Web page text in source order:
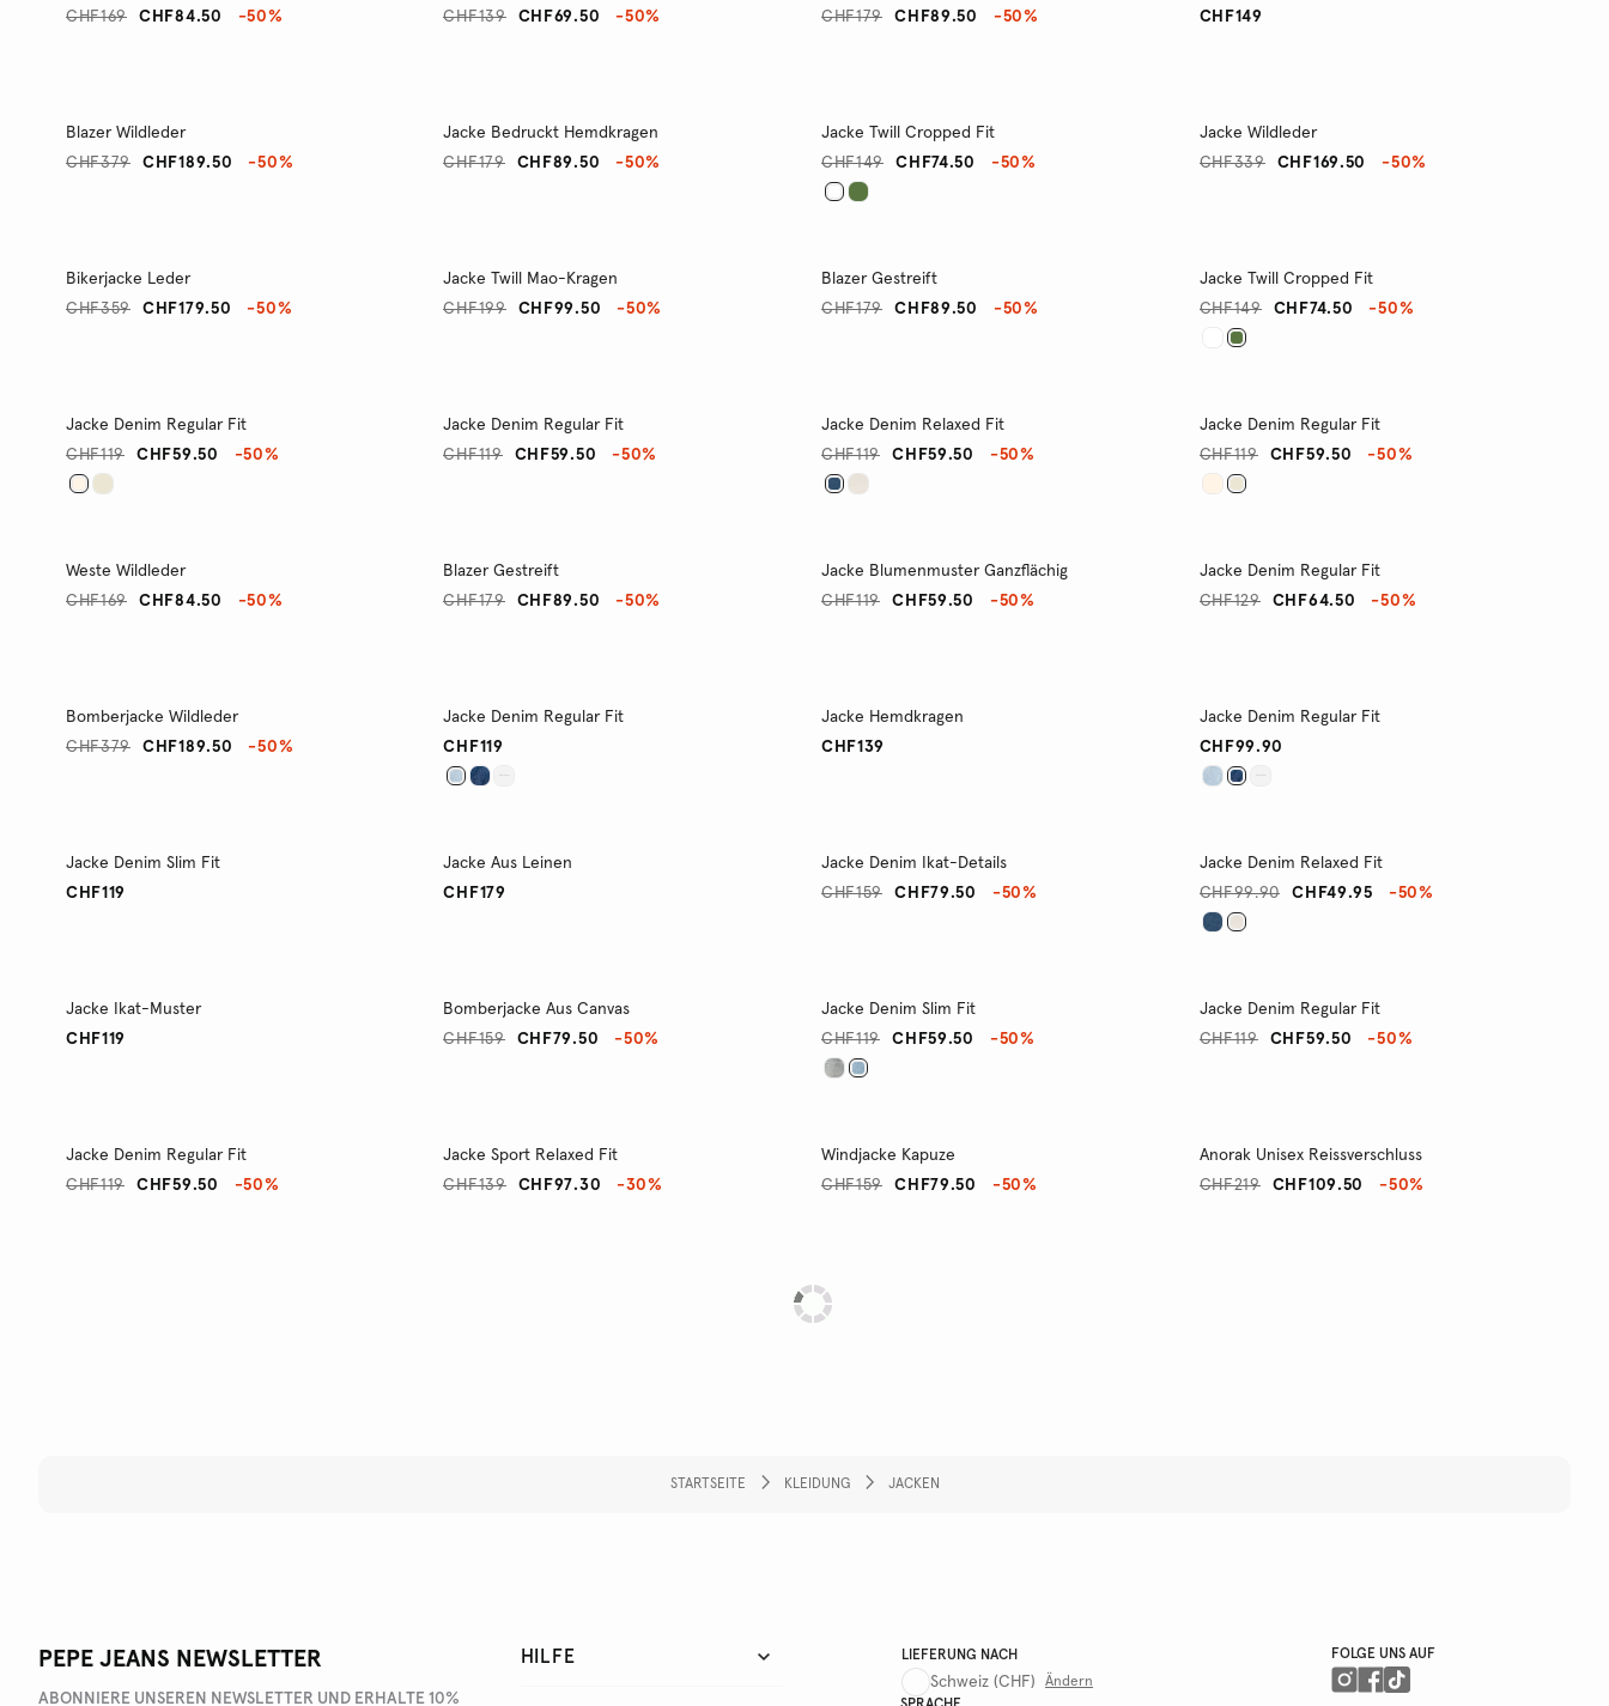
CHF84.50
CHF169 -50%
CHF69.50
CHF139 -50%
CHF89.50
CHF179 -50%
CHF149
Blazer Wildleder
CHF189.50
CHF379 -50%
Jacke Bedruckt Hemdkragen
CHF89.50
CHF179 -50%
Jacke Twill Cropped Fit
CHF74.50
CHF149 -50%
Jacke Wildleder
CHF169.50
CHF339 -50%
Bikerjacke Leder
CHF179.50
CHF359 -50%
Jacke Twill Mao-Kragen
CHF99.50
CHF199 -50%
Blazer Gestreift
CHF89.50
CHF179 -50%
Jacke Twill Cropped Fit
CHF74.50
CHF149 -50%
Jacke Denim Regular Fit
CHF59.50
CHF119 -50%
Jacke Denim Regular Fit
CHF59.50
CHF119 -50%
Jacke Denim Relaxed Fit
CHF59.50
CHF119 -50%
Jacke Denim Regular Fit
CHF59.50
CHF119 -50%
Weste Wildleder
CHF84.50
CHF169 -50%
Blazer Gestreift
CHF89.50
CHF179 -50%
Jacke Blumenmuster Ganzflächig
CHF59.50
CHF119 -50%
Jacke Denim Regular Fit
CHF64.50
CHF129 -50%
Bomberjacke Wildleder
CHF189.50
CHF379 -50%
Jacke Denim Regular Fit
CHF119
Jacke Hemdkragen
CHF139
Jacke Denim Regular Fit
CHF99.90
Jacke Denim Slim Fit
CHF119
Jacke Aus Leinen
CHF179
Jacke Denim Ikat-Details
CHF79.50
CHF159 -50%
Jacke Denim Relaxed Fit
CHF49.95
CHF99.90 -50%
Jacke Ikat-Muster
CHF119
Bomberjacke Aus Canvas
CHF79.50
CHF159 -50%
Jacke Denim Slim Fit
CHF59.50
CHF119 -50%
Jacke Denim Regular Fit
CHF59.50
CHF119 -50%
Jacke Denim Regular Fit
CHF59.50
CHF119 -50%
Jacke Sport Relaxed Fit
CHF97.30
CHF139 -30%
Windjacke Kapuze
CHF79.50
CHF159 -50%
Anorak Unisex Reissverschluss
CHF109.50
CHF219 -50%
STARTSEITE KLEIDUNG JACKEN
PEPE JEANS NEWSLETTER
ABONNIERE UNSEREN NEWSLETTER UND ERHALTE 10%
HILFE LIEFERUNG NACH
Schweiz (CHF)
Ändern
FOLGE UNS AUF